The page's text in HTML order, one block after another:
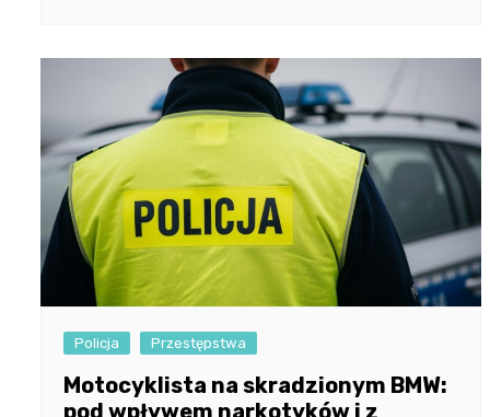
Policja Przestępstwa
Motocyklista na skradzionym BMW:
pod wpływem narkotyków i z